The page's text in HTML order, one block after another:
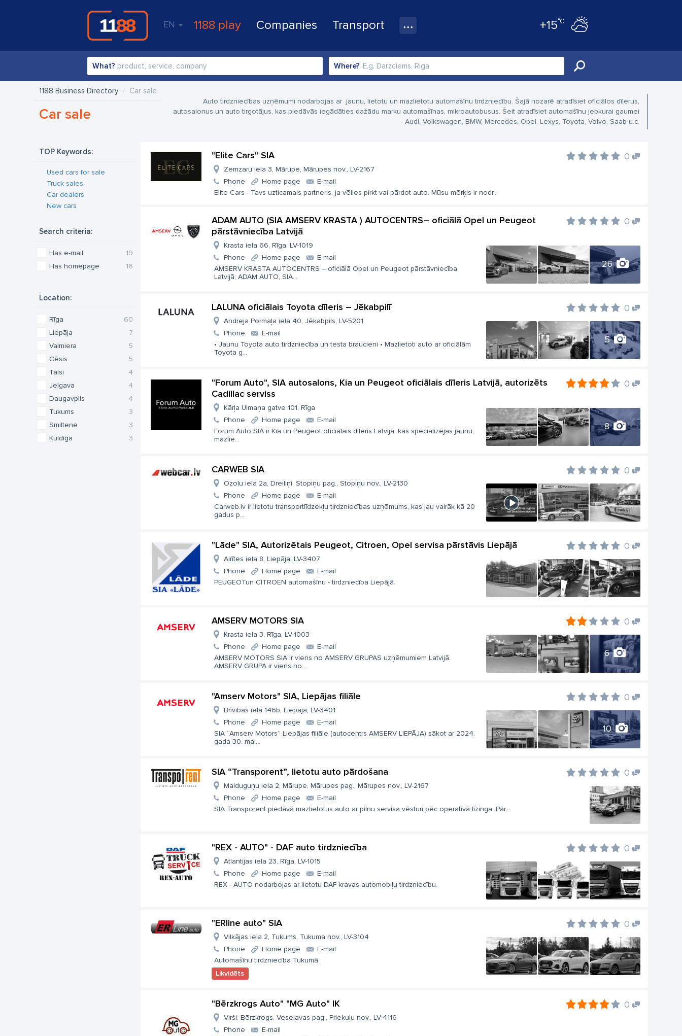
EN 1188 play Companies Transport +15°C
What? Where?
1188 Business Directory Car sale
Car sale
Auto tirdzniecības uzņēmumi nodarbojas ar jaunu, lietotu un mazlietotu automašīnu tirdzniecību. Šajā nozarē atradīsiet oficiālos dīlerus,
autosalonus un auto tirgotājus, kas piedāvās iegādāties dažādu marku automašīnas, mikroautobusus. Šeit atradīsiet automašīnu jebkurai gaumei
- Audi, Volkswagen, BMW, Mercedes, Opel, Lexys, Toyota, Volvo, Saab u.c.
TOP Keywords:
Used cars for sale
Truck sales
Car dealers
New cars
Search criteria:
19
Has e-mail
16
Has homepage
Location:
60
Rīga
7
Liepāja
5
Valmiera
5
Cēsis
4
Talsi
4
Jelgava
4
Daugavpils
3
Tukums
3
Smiltene
3
Kuldīga
"Elite Cars" SIA 0
Zemzaru iela 3, Mārupe, Mārupes nov., LV-2167
Phone
Home page
E-mail
Elite Cars - Tavs uzticamais partneris, ja vēlies pirkt vai pārdot auto. Mūsu mērķis ir nodr...
ADAM AUTO (SIA AMSERV KRASTA ) AUTOCENTRS– oficiālā Opel un Peugeot
pārstāvniecība Latvijā
0
26
Krasta iela 66, Rīga, LV-1019
Phone
Home page
E-mail
AMSERV KRASTA AUTOCENTRS – oficiālā Opel un Peugeot pārstāvniecība
Latvijā; ADAM AUTO, SIA...
LALUNA oficiālais Toyota dīleris – Jēkabpilī 0
5
Andreja Pormaļa iela 40, Jēkabpils, LV-5201
Phone
E-mail
• Jaunu Toyota auto tirdzniecība un testa braucieni • Mazlietoti auto ar oficiālām
Toyota g...
"Forum Auto", SIA autosalons, Kia un Peugeot oficiālais dīleris Latvijā, autorizēts
Cadillac serviss
0
8
Kārļa Ulmaņa gatve 101, Rīga
Phone
Home page
E-mail
Forum Auto SIA ir Kia un Peugeot oficiālais dīleris Latvijā, kas specializējas jaunu,
mazlie...
CARWEB SIA 0
Ozolu iela 2a, Dreiliņi, Stopiņu pag., Stopiņu nov., LV-2130
Phone
Home page
E-mail
Carweb.lv ir lietotu transportlīdzekļu tirdzniecības uzņēmums, kas jau vairāk kā 20
gadus p...
"Lāde" SIA, Autorizētais Peugeot, Citroen, Opel servisa pārstāvis Liepājā 0
Airītes iela 8, Liepāja, LV-3407
Phone
Home page
E-mail
PEUGEOTun CITROEN automašīnu - tirdzniecība Liepājā.
AMSERV MOTORS SIA 0
6
Krasta iela 3, Rīga, LV-1003
Phone
Home page
E-mail
AMSERV MOTORS SIA ir viens no AMSERV GRUPAS uzņēmumiem Latvijā.
AMSERV GRUPA ir viens no...
"Amserv Motors" SIA, Liepājas filiāle 0
10
Brīvības iela 146b, Liepāja, LV-3401
Phone
Home page
E-mail
SIA “Amserv Motors” Liepājas filiāle (autocentrs AMSERV LIEPĀJA) sākot ar 2024.
gada 30. mai...
SIA “Transporent”, lietotu auto pārdošana 0
Malduguņu iela 2, Mārupe, Mārupes pag., Mārupes nov., LV-2167
Phone
Home page
E-mail
SIA Transporent piedāvā mazlietotus auto ar pilnu servisa vēsturi pēc operatīvā līzinga. Pār...
"REX - AUTO" - DAF auto tirdzniecība 0
Atlantijas iela 23, Rīga, LV-1015
Phone
Home page
E-mail
REX - AUTO nodarbojas ar lietotu DAF kravas automobiļu tirdzniecību.
"ERline auto" SIA 0
Vilkājas iela 2, Tukums, Tukuma nov., LV-3104
Phone
Home page
E-mail
Automašīnu tirdzniecība Tukumā.
Likvidēts
"Bērzkrogs Auto" "MG Auto" IK 0
Virši, Bērzkrogs, Veselavas pag., Priekuļu nov., LV-4116
Phone
E-mail